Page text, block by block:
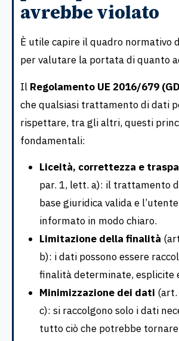
avrebbe violato
È utile capire il quadro normativo
per valutare la portata di quanto
Il Regolamento UE 2016/679
che qualsiasi trattamento di dati
rispettare, tra gli altri, questi
fondamentali:
Liceità, correttezza e
par. 1, lett. a): il trattamento
base giuridica valida e
informato in modo chiaro.
Limitazione della finalità
b): i dati possono essere
finalità determinate, esplicite
Minimizzazione dei dati (art.
c): si raccolgono solo i dati
tutto ciò che potrebbe